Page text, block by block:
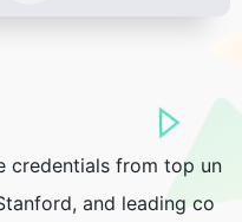
credentials from top un
and leading co